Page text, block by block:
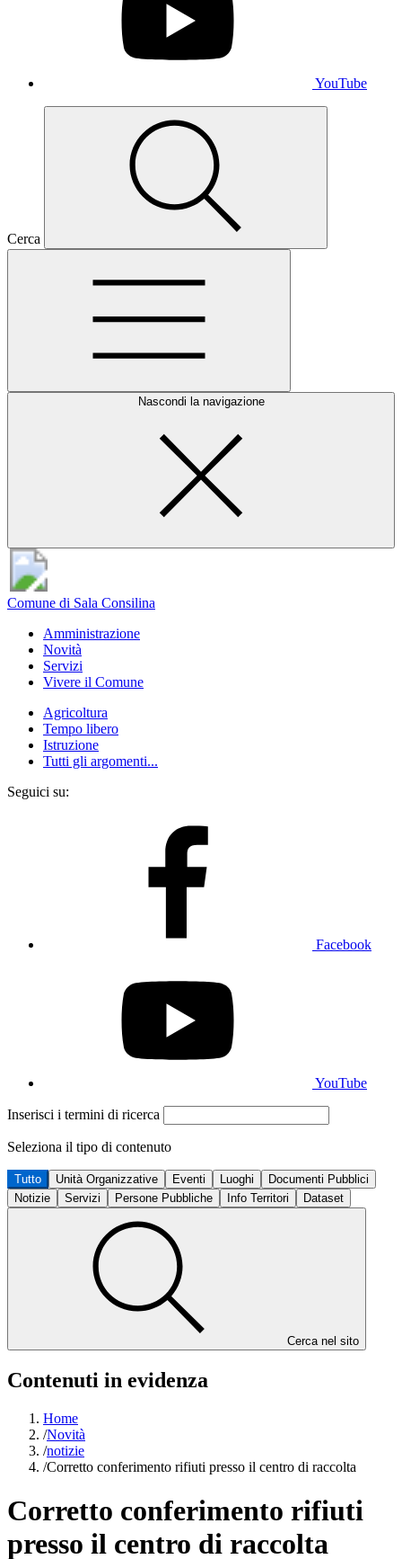
YouTube
Cerca
Nascondi la navigazione
Comune di Sala Consilina
Amministrazione
Novità
Servizi
Vivere il Comune
Agricoltura
Tempo libero
Istruzione
Tutti gli argomenti...
Seguici su:
Facebook
YouTube
Inserisci i termini di ricerca
Seleziona il tipo di contenuto
Tutto Unità Organizzative Eventi Luoghi
Documenti Pubblici
Notizie
Servizi Persone Pubbliche Info Territori Dataset
Cerca nel sito
Contenuti in evidenza
Home
/Novità
/notizie
/Corretto conferimento rifiuti presso il centro di raccolta
Corretto conferimento rifiuti
presso il centro di raccolta